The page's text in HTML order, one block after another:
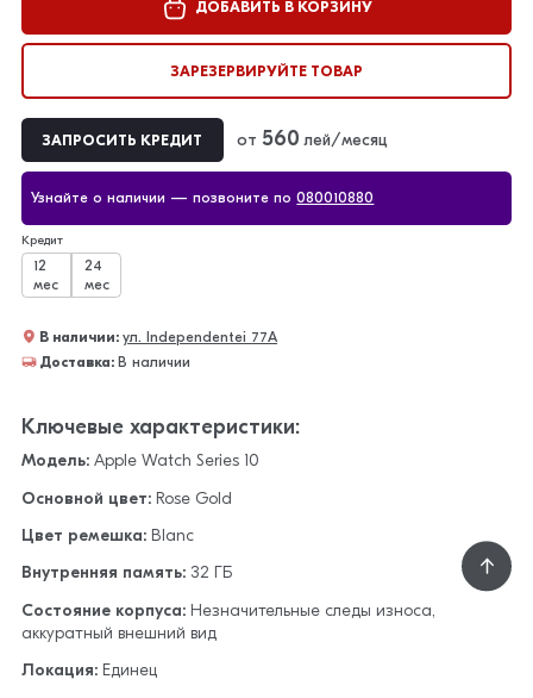
ДОБАВИТЬ В КОРЗИНУ
ЗАРЕЗЕРВИРУЙТЕ ТОВАР
ЗАПРОСИТЬ КРЕДИТ от 560 лей/месяц
Узнайте о наличии — позвоните по080010880
Кредит
12
мес
24
мес
В наличии: ул. Independentei 77А
Доставка: В наличии
Ключевые характеристики:
Модель:Apple Watch Series 10
Основной цвет:Rose Gold
Цвет ремешка:Blanc
Внутренняя память:32 ГБ
Состояние корпуса:Незначительные следы износа,
аккуратный внешний вид
Локация:Единец